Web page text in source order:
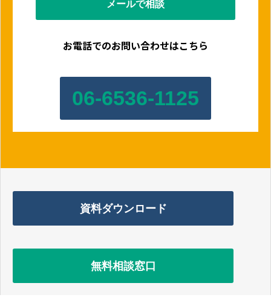
メールで相談
お電話でのお問い合わせはこちら
06-6536-1125
資料ダウンロード
無料相談窓口